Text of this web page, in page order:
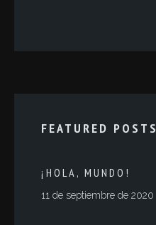
FEATURED POSTS
¡HOLA, MUNDO!
11 de septiembre de 2020